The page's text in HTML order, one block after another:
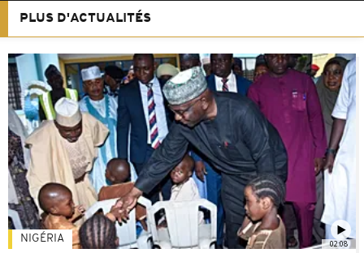
PLUS D'ACTUALITÉS
02:08
NIGÉRIA